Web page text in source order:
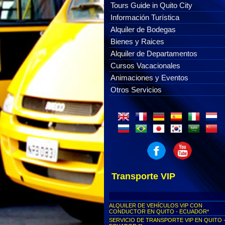
Tours Guide in Quito City
Información Turística
Alquiler de Bodegas
Bienes y Raices
Alquiler de Departamentos
Cursos Vacacionales
Animaciones y Eventos
Otros Servicios
Transporte VIP
ALQUILER DE VEHÍCULOS VIP CON
CONDUCTOR EN QUITO - ECUADOR*
SERVICIO DE TRANSPORTE VIP EN QUITO -